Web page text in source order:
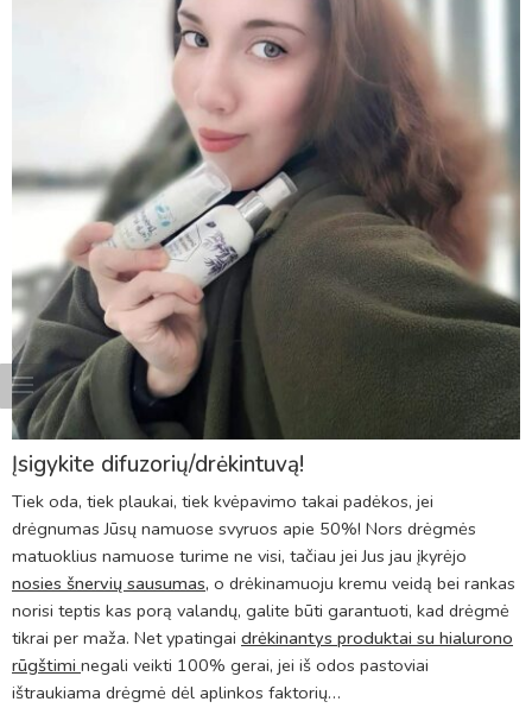
Įsigykite difuzorių/drėkintuvą!
Tiek oda, tiek plaukai, tiek kvėpavimo takai padėkos, jei
drėgnumas Jūsų namuose svyruos apie 50%! Nors drėgmės
matuoklius namuose turime ne visi, tačiau jei Jus jau įkyrėjo
nosies šnervių sausumas, o drėkinamuoju kremu veidą bei rankas
norisi teptis kas porą valandų, galite būti garantuoti, kad drėgmė
tikrai per maža. Net ypatingai drėkinantys produktai su hialurono
rūgštimi negali veikti 100% gerai, jei iš odos pastoviai
ištraukiama drėgmė dėl aplinkos faktorių…